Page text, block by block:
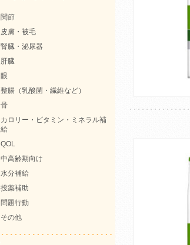
関節
皮膚・被毛
腎臓・泌尿器
肝臓
眼
整腸（乳酸菌・繊維など）
骨
カロリー・ビタミン・ミネラル補
給
QOL
中高齢期向け
水分補給
投薬補助
問題行動
その他